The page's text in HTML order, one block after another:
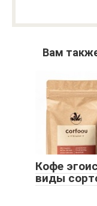
Вам
Кофе
виды